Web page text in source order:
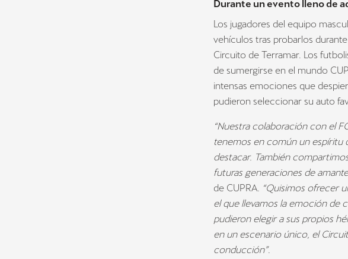
Durante un evento lleno de
Los jugadores del equipo
vehículos tras probarlos
Circuito de Terramar. Los
de sumergirse en el mundo
intensas emociones que
pudieron seleccionar su auto
“Nuestra colaboración con el
tenemos en común un espíritu
destacar. También
futuras generaciones de
de CUPRA. “Quisimos ofrecer
el que llevamos la emoción de
pudieron elegir a sus propios
en un escenario único, el
conducción”.